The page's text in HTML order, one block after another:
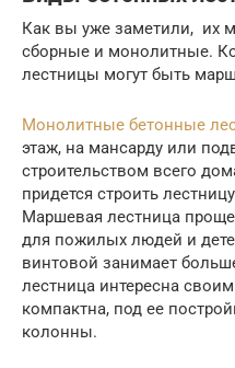
Как вы уже заметили, их
сборные и монолитные.
лестницы могут быть
Монолитные бетонные
этаж, на мансарду или
строительством всего
придется строить
Маршевая лестница
для пожилых людей и
винтовой занимает
лестница интересна
компактна, под ее
колонны.